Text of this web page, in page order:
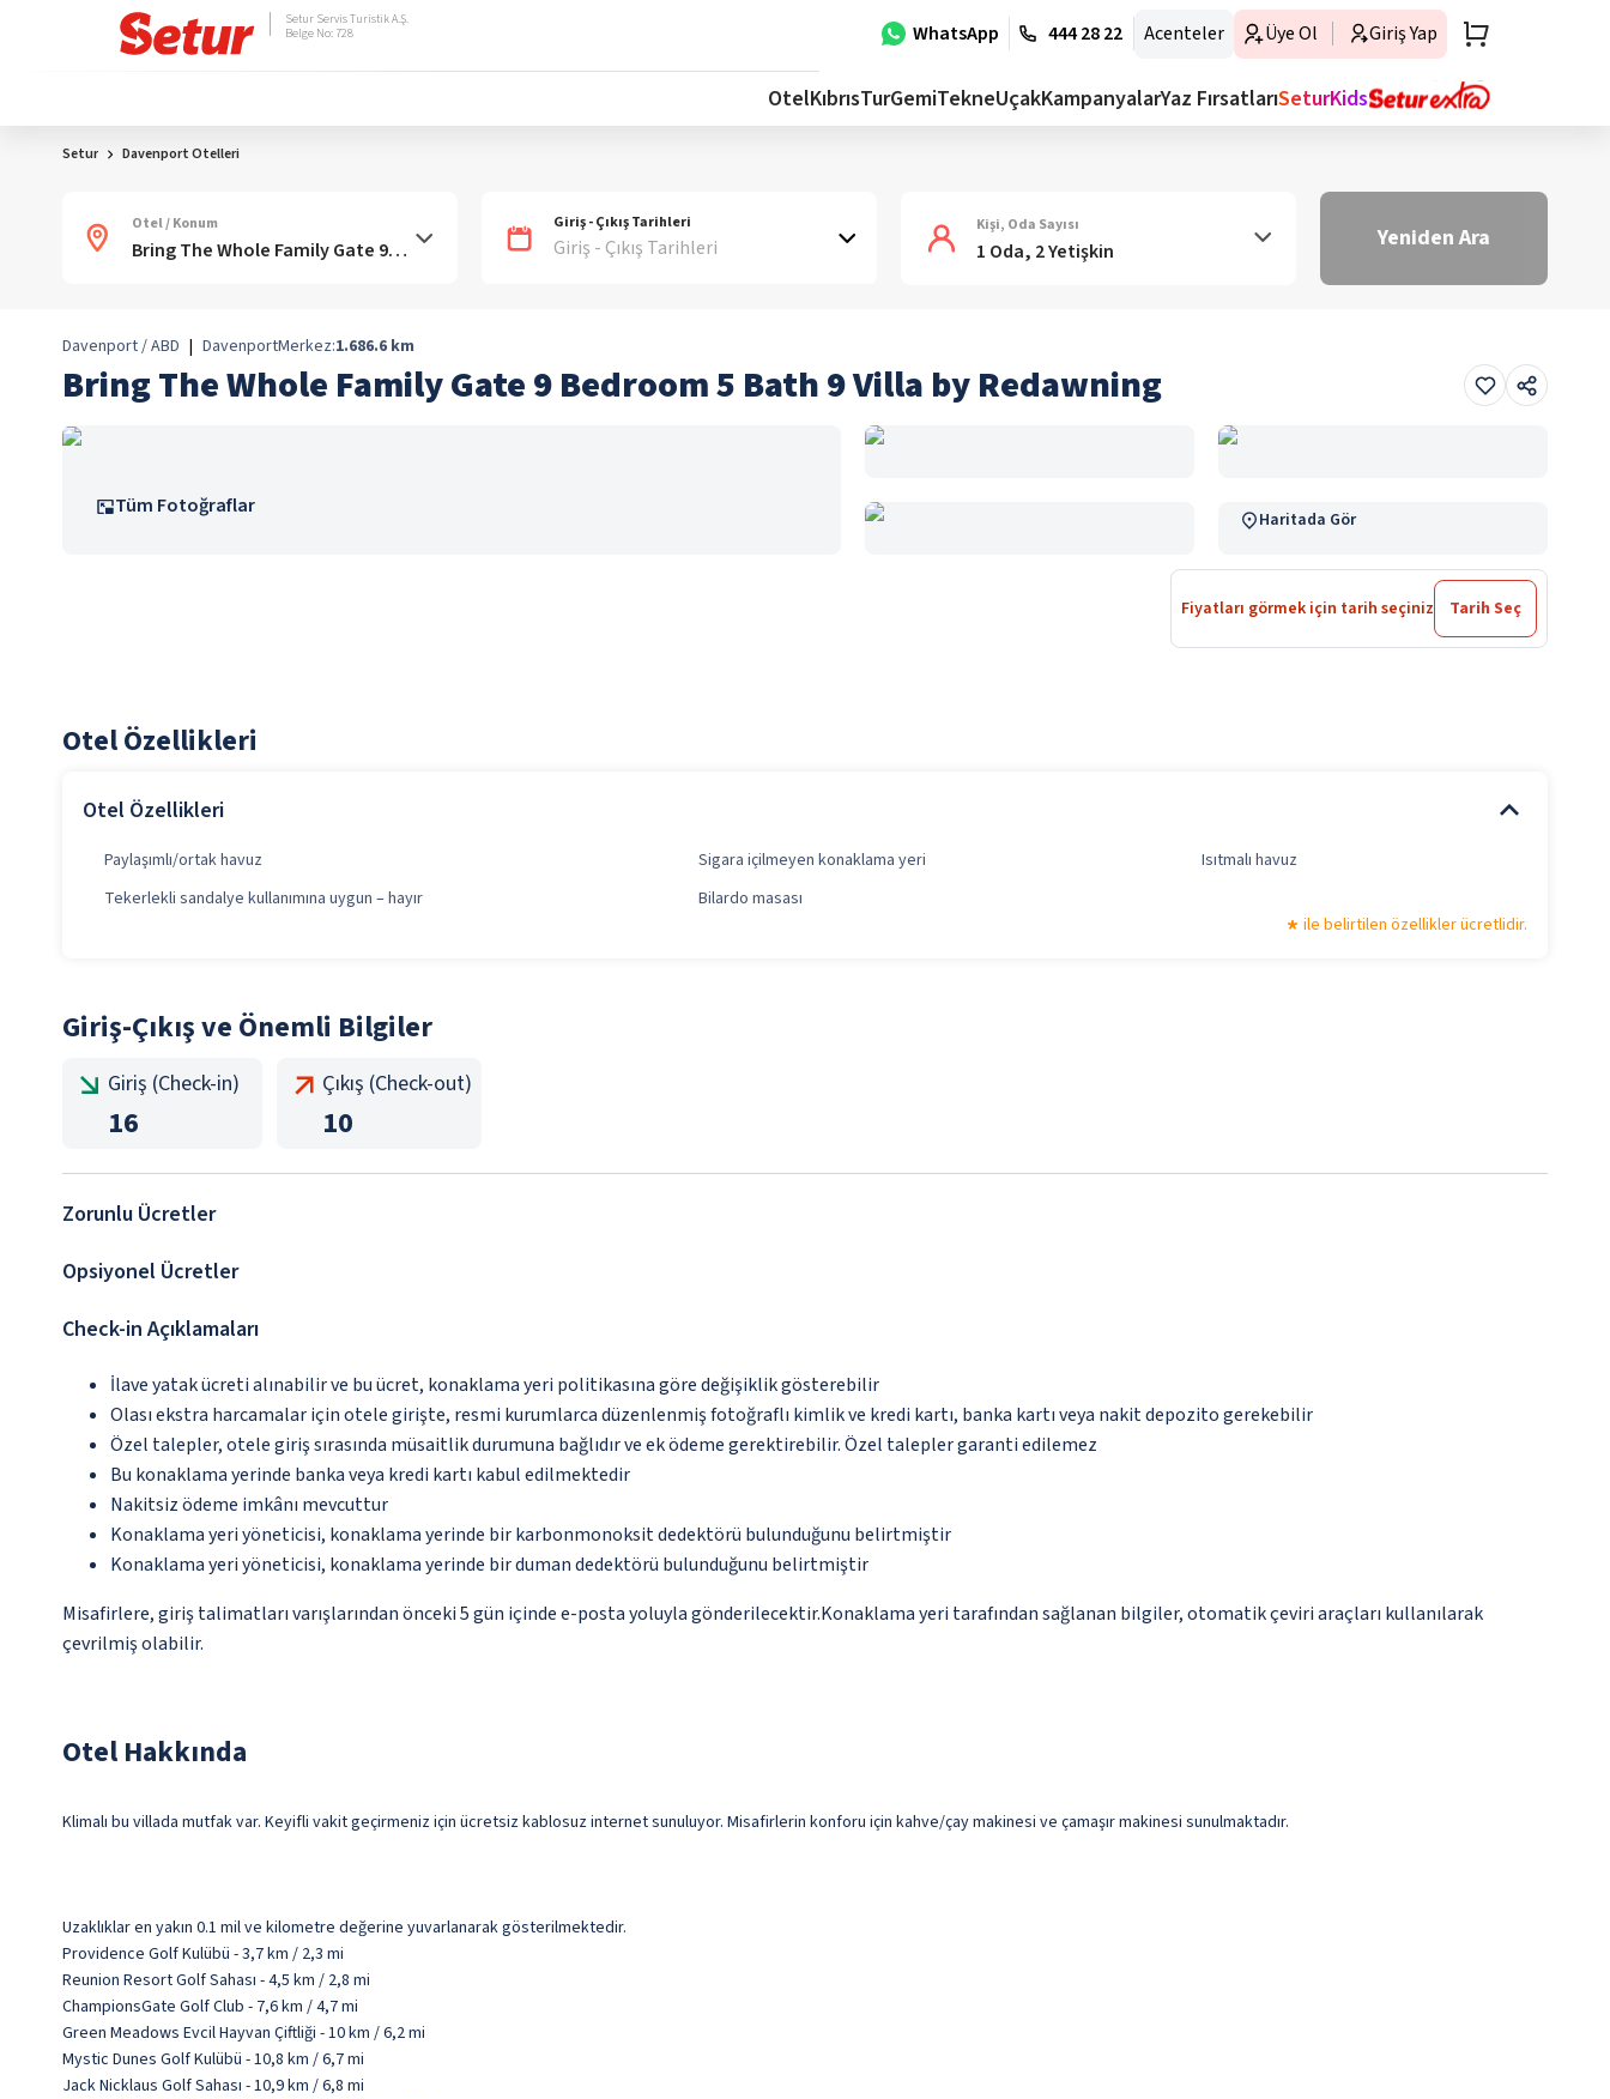
WhatsApp 444 28 22 Acenteler Üye Ol Giriş Yap
Setur Servis Turistik A.Ş.
Belge No: 728
OtelKıbrısTurGemiTekneUçakKampanyalarYaz FırsatlarıSeturKids
Setur Davenport Otelleri
Otel / Konum Giriş - Çıkış Tarihleri
Giriş - Çıkış Tarihleri
Kişi, Oda Sayısı
1 Oda, 2 Yetişkin Yeniden Ara
Davenport / ABD | DavenportMerkez:1.686.6 km
Bring The Whole Family Gate 9 Bedroom 5 Bath 9 Villa by Redawning
Tüm Fotoğraflar
Haritada Gör
Fiyatları görmek için tarih seçiniz Tarih Seç
Otel Özellikleri
Otel Özellikleri
Paylaşımlı/ortak havuz Sigara içilmeyen konaklama yeri
Isıtmalı havuz
Tekerlekli sandalye kullanımına uygun – hayır
Bilardo masası
ile belirtilen özellikler ücretlidir.
Giriş-Çıkış ve Önemli Bilgiler
Giriş (Check-in)
16
Çıkış (Check-out)
10
Zorunlu Ücretler
Opsiyonel Ücretler
Check-in Açıklamaları
İlave yatak ücreti alınabilir ve bu ücret, konaklama yeri politikasına göre değişiklik gösterebilir
Olası ekstra harcamalar için otele girişte, resmi kurumlarca düzenlenmiş fotoğraflı kimlik ve kredi kartı, banka kartı veya nakit depozito gerekebilir
Özel talepler, otele giriş sırasında müsaitlik durumuna bağlıdır ve ek ödeme gerektirebilir. Özel talepler garanti edilemez
Bu konaklama yerinde banka veya kredi kartı kabul edilmektedir
Nakitsiz ödeme imkânı mevcuttur
Konaklama yeri yöneticisi, konaklama yerinde bir karbonmonoksit dedektörü bulunduğunu belirtmiştir
Konaklama yeri yöneticisi, konaklama yerinde bir duman dedektörü bulunduğunu belirtmiştir
Misafirlere, giriş talimatları varışlarından önceki 5 gün içinde e-posta yoluyla gönderilecektir.Konaklama yeri tarafından sağlanan bilgiler, otomatik çeviri araçları kullanılarak
çevrilmiş olabilir.
Otel Hakkında
Klimalı bu villada mutfak var. Keyifli vakit geçirmeniz için ücretsiz kablosuz internet sunuluyor. Misafirlerin konforu için kahve/çay makinesi ve çamaşır makinesi sunulmaktadır.
Uzaklıklar en yakın 0.1 mil ve kilometre değerine yuvarlanarak gösterilmektedir.
Providence Golf Kulübü - 3,7 km / 2,3 mi
Reunion Resort Golf Sahası - 4,5 km / 2,8 mi
ChampionsGate Golf Club - 7,6 km / 4,7 mi
Green Meadows Evcil Hayvan Çiftliği - 10 km / 6,2 mi
Mystic Dunes Golf Kulübü - 10,8 km / 6,7 mi
Jack Nicklaus Golf Sahası - 10,9 km / 6,8 mi